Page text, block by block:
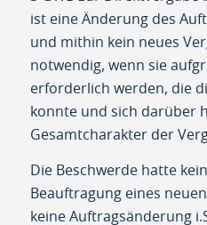
ist eine Änderung des
und mithin kein neues
notwendig, wenn sie
erforderlich werden, die
konnte und sich darüber
Gesamtcharakter der
Die Beschwerde hatte
Beauftragung eines
keine Auftragsänderung